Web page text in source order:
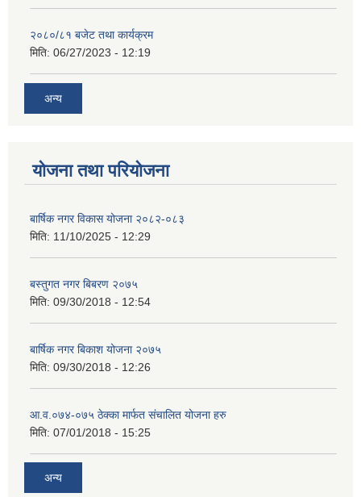
२०८०/८१ बजेट तथा कार्यक्रम
मिति: 06/27/2023 - 12:19
अन्य
योजना तथा परियोजना
बार्षिक नगर विकास योजना २०८२-०८३
मिति: 11/10/2025 - 12:29
बस्तुगत नगर बिबरण २०७५
मिति: 09/30/2018 - 12:54
बार्षिक नगर बिकाश योजना २०७५
मिति: 09/30/2018 - 12:26
आ.व.०७४-०७५ ठेक्का मार्फत संचालित योजना हरु
मिति: 07/01/2018 - 15:25
अन्य